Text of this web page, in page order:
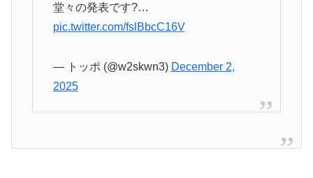
堂々の発表です?…
pic.twitter.com/fslBbcC16V
— トッポ (@w2skwn3) December 2,
2025